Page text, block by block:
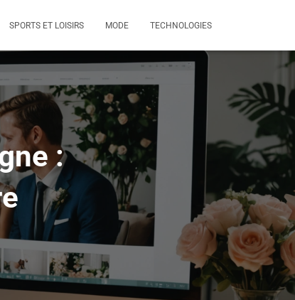
SPORTS ET LOISIRS MODE TECHNOLOGIES
: